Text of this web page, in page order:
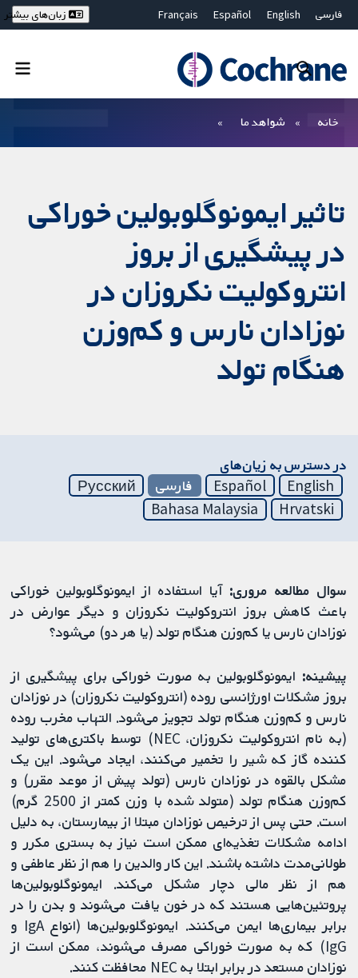
فارسی English
Español
Français
Bahasa Malaysia
ไทย
繁體中文
زبان‌های بیشتر
خانه شواهد ما
تاثیر ایمونوگلوبولین خوراکی
در پیشگیری از بروز
انتروکولیت نکروزان در
نوزادان نارس و کم‌‌وزن
هنگام تولد
در دسترس به زیان‌های
English
Español فارسی
Русский
Hrvatski
Bahasa Malaysia
سوال مطالعه مروری: آیا استفاده از ایمونوگلوبولین خوراکی
باعث کاهش بروز انتروکولیت نکروزان و دیگر عوارض در
نوزادان نارس یا کم‌وزن هنگام تولد (یا هر دو) می‌شود؟
پیشینه: ایمونوگلوبولین به صورت خوراکی برای پیشگیری از
بروز مشکلات اورژانسی روده (انتروکولیت نکروزان) در نوزادان
نارس و کم‌‌وزن هنگام تولد تجویز می‌شود. التهاب مخرب روده
(به نام انتروکولیت نکروزان، NEC) توسط باکتری‌های تولید
کننده گاز که شیر را تخمیر می‌کنند، ایجاد می‌شود. این یک
مشکل بالقوه در نوزادان نارس (تولد پیش از موعد مقرر) و
کم‌‌وزن هنگام تولد (متولد شده با وزن کمتر از 2500 گرم)
است. حتی پس از ترخیص نوزادان مبتلا از بیمارستان، به دلیل
ادامه مشکلات تغذیه‌ای ممکن است نیاز به بستری مکرر و
طولانی‌مدت داشته باشند. این کار والدین را هم از نظر عاطفی و
هم از نظر مالی دچار مشکل می‌کند. ایمونوگلوبولین‌ها
پروتئین‌هایی هستند که در خون یافت می‌شوند و بدن را در
برابر بیماری‌ها ایمن می‌کنند. ایمونوگلوبولین‌ها (انواع IgA و
IgG) که به صورت خوراکی مصرف می‌شوند، ممکن است از
نوزادان مستعد در برابر ابتلا به NEC محافظت کنند.